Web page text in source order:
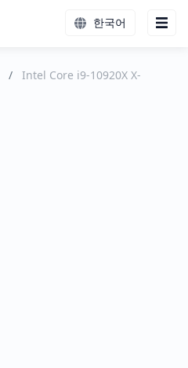
한국어
/
Intel Core i9-10920X X-